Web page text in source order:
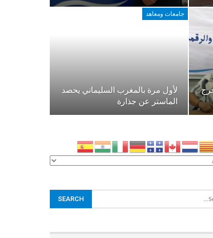
جامعات ومعاهد
لأول مرة بالمغرب السليماني يحصد
الماستر عن جذارة